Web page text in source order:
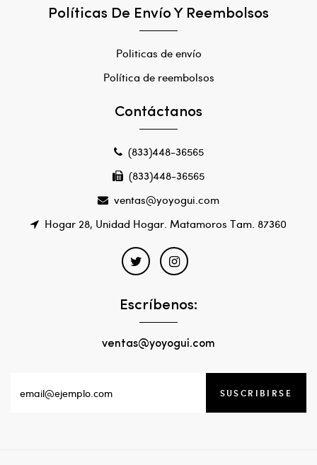
Políticas De Envío Y Reembolsos
Politicas de envío
Política de reembolsos
Contáctanos
(833)448-36565
(833)448-36565
ventas@yoyogui.com
Hogar 28, Unidad Hogar. Matamoros Tam. 87360
Escríbenos:
ventas@yoyogui.com
SUSCRIBIRSE